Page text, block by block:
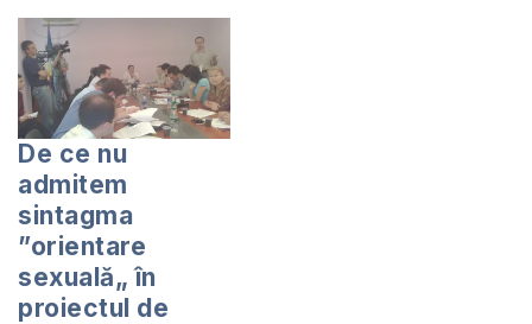
privire la starea
alarmantă a familiei.
În loc să întreprindă
măsuri urgente
pentru a opri
imoralitatea şi a
promova valorile
adevărate şi familia,
ei pregătesc un plan
prin care vor impune
toate…
De ce nu
admitem
sintagma
”orientare
sexuală„ în
proiectul de